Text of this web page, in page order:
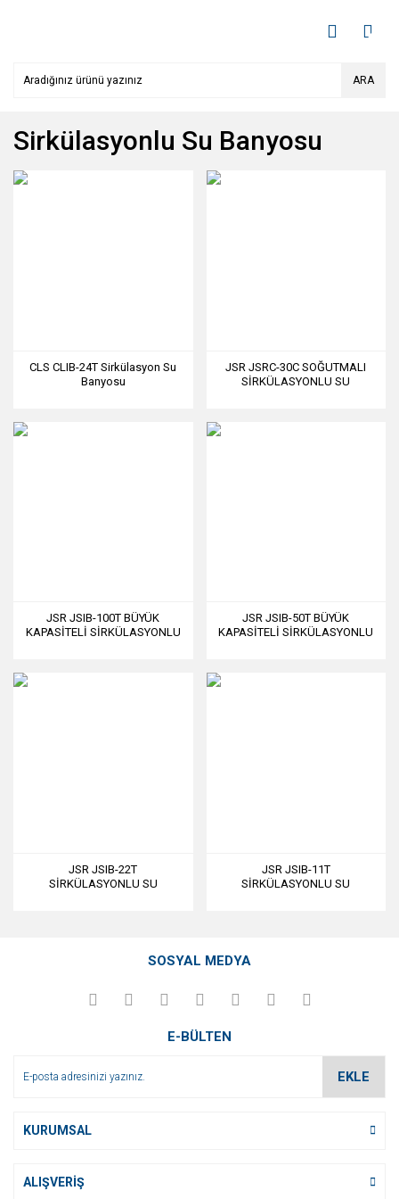
ARA
Sirkülasyonlu Su Banyosu
CLS CLIB-24T Sirkülasyon Su
Banyosu
JSR JSRC-30C SOĞUTMALI
SİRKÜLASYONLU SU
JSR JSIB-100T BÜYÜK
KAPASİTELİ SİRKÜLASYONLU
JSR JSIB-50T BÜYÜK
KAPASİTELİ SİRKÜLASYONLU
JSR JSIB-22T
SİRKÜLASYONLU SU
JSR JSIB-11T
SİRKÜLASYONLU SU
SOSYAL MEDYA
E-BÜLTEN
EKLE
KURUMSAL
ALIŞVERİŞ